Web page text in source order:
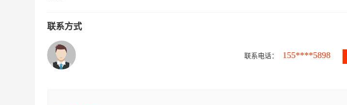
联系方式
联系电话： 155****5898